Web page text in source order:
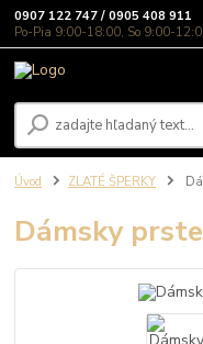
0907 122 747 / 0905 408 911
Po-Pia 9:00-18:00, So 9:00-
Úvod ZLATÉ ŠPERKY
Dámsky